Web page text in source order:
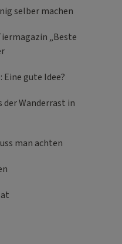
selber machen
„Beste
Eine gute Idee?
der Wanderrast in
man achten